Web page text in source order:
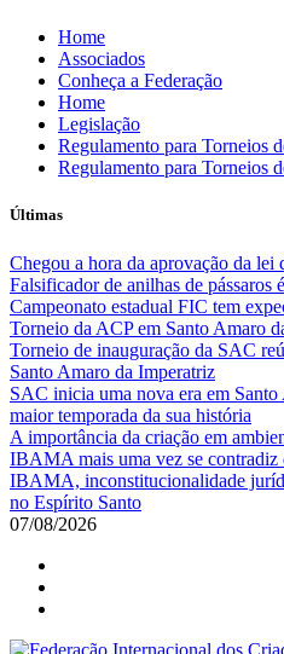
Skip
content
Home
Associados
Conheça a Federação
Home
Legislação
Regulamento para Torneios
Regulamento para Torneios
Últimas
Chegou a hora da aprovação da
Falsificador de anilhas de pássaros
Campeonato estadual FIC tem
Torneio da ACP em Santo Amaro
Torneio de inauguração da SAC
Santo Amaro da Imperatriz
SAC inicia uma nova era em
maior temporada da sua história
A importância da criação em
IBAMA mais uma vez se contradiz
IBAMA, inconstitucionalidade
no Espírito Santo
07/08/2026